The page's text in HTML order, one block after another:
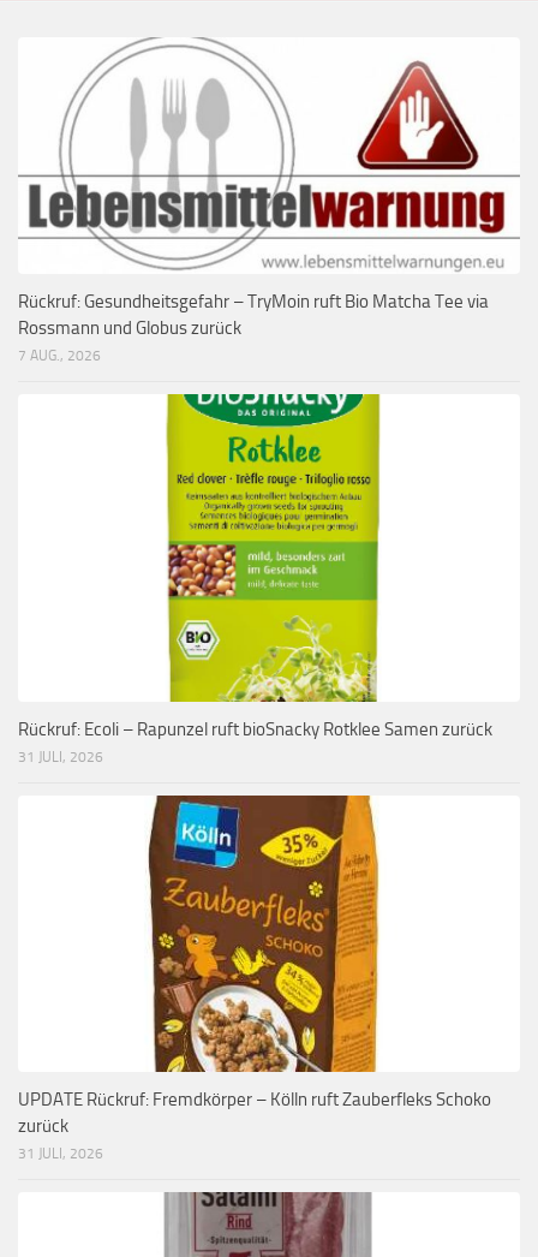
Rückruf: Gesundheitsgefahr – TryMoin ruft Bio Matcha Tee via
Rossmann und Globus zurück
7 AUG., 2026
Rückruf: Ecoli – Rapunzel ruft bioSnacky Rotklee Samen zurück
31 JULI, 2026
UPDATE Rückruf: Fremdkörper – Kölln ruft Zauberfleks Schoko
zurück
31 JULI, 2026